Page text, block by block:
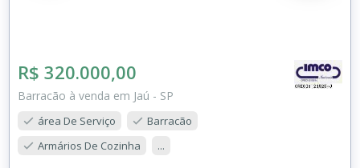
R$ 320.000,00
Barracão à venda em Jaú - SP
área De Serviço
Barracão
Armários De Cozinha
...